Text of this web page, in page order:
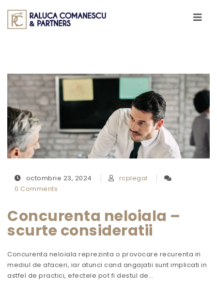
Toggle
octombrie 23, 2024
rcplegal
0 Comments
Concurenta neloiala –
scurte consideratii
Concurenta neloiala reprezinta o provocare recurenta in
mediul de afaceri, iar atunci cand angajatii sunt implicati in
astfel de practici, efectele pot fi destul de…